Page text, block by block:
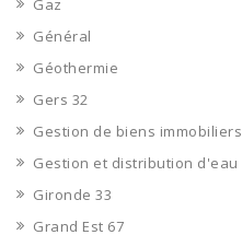
Gaz
Général
Géothermie
Gers 32
Gestion de biens immobiliers
Gestion et distribution d'eau
Gironde 33
Grand Est 67